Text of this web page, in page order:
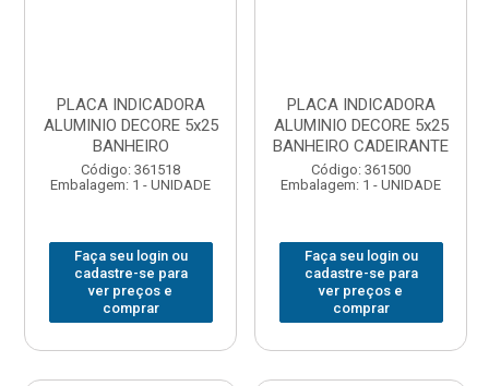
PLACA INDICADORA
ALUMINIO DECORE 5x25
BANHEIRO
Código: 361518
Embalagem: 1 - UNIDADE
Faça seu login ou
cadastre-se para
ver preços e
comprar
PLACA INDICADORA
ALUMINIO DECORE 5x25
BANHEIRO CADEIRANTE
Código: 361500
Embalagem: 1 - UNIDADE
Faça seu login ou
cadastre-se para
ver preços e
comprar